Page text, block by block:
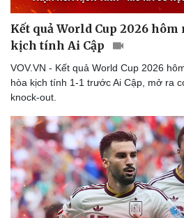
Kết quả World Cup 2026
kịch tính Ai Cập
VOV.VN - Kết quả World Cup 2026
hòa kịch tính 1-1 trước Ai Cập, mở ra
knock-out.